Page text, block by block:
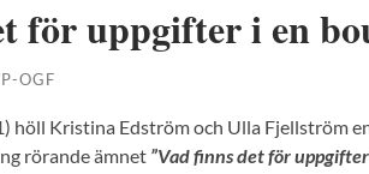
för uppgifter i en
OGF
höll Kristina Edström och Ulla Fjellström
rörande ämnet ”Vad finns det för